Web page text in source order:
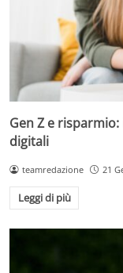
Gen Z e
digitali
teamredazione 21
Leggi di più